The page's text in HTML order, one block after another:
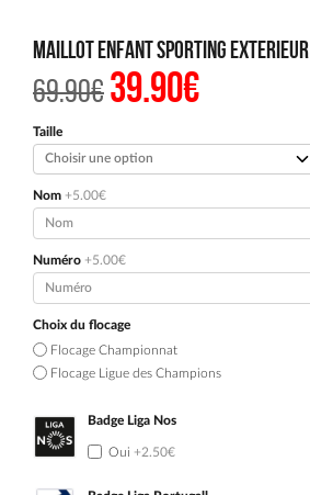
Maillot Enfant Sporting Exterieur
69.90€Le
prix
était :
69.90€.
39.90€Le
prix
est :
39.90€.
Taille
Nom +5.00€
Numéro +5.00€
Choix du flocage
Flocage Championnat
Flocage Ligue des Champions
Badge Liga Nos
Oui +2.50€